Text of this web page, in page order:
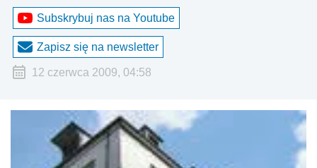
Subskrybuj nas na Youtube
Zapisz się na newsletter
12 czerwca 2009, 04:58